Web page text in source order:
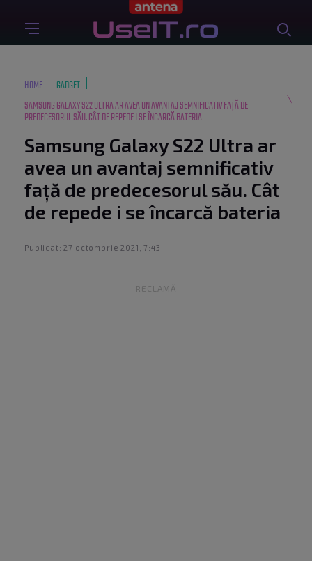
HOME
GADGET
SAMSUNG GALAXY S22 ULTRA AR AVEA UN AVANTAJ SEMNIFICATIV FAȚĂ DE
PREDECESORUL SĂU. CÂT DE REPEDE I SE ÎNCARCĂ BATERIA
Samsung Galaxy S22 Ultra ar
avea un avantaj semnificativ
față de predecesorul său. Cât
de repede i se încarcă bateria
Publicat: 27 octombrie 2021, 7:43
RECLAMĂ